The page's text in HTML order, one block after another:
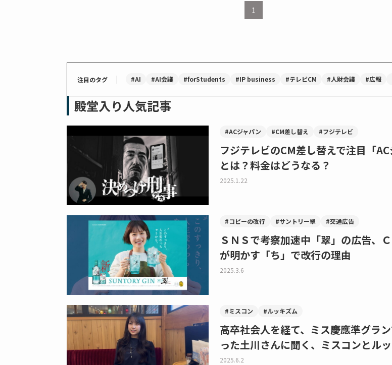
1
注目のタグ ｜ #AI #AI会議 #forStudents #IP business #テレビCM #人財会議 #広報
殿堂入り人気記事
#ACジャパン #CM差し替え #フジテレビ
フジテレビのCM差し替えで注目「AC
とは？料金はどうなる？
2025.1.22
#コピーの改行 #サントリー翠 #交通広告
ＳＮＳで考察加速中「翠」の広告、
が明かす「ち」で改行の理由
2025.3.6
#ミスコン #ルッキズム
高卒社会人を経て、ミス慶應準グラ
った土川さんに聞く、ミスコンとル
2025.6.2